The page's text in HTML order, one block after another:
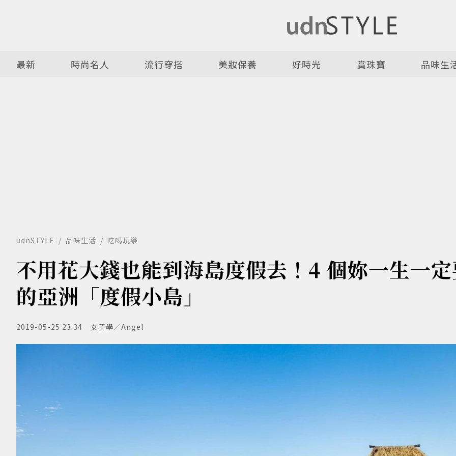
最新 時尚名人 流行穿搭 美妝保養 好時光 賞珠寶 品味生
udnSTYLE 品味生活 吃喝玩樂
不用花大錢也能到海島度假去！4 個妳一生一
的亞洲「度假小島」
2019-05-25 23:34 女子學／Angel